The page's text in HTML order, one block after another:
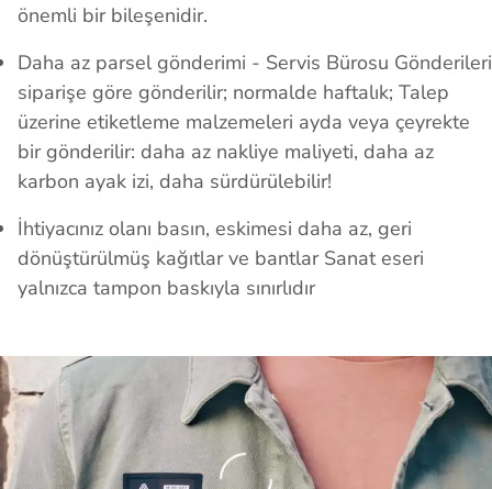
önemli bir bileşenidir.
Daha az parsel gönderimi - Servis Bürosu Gönderileri
siparişe göre gönderilir; normalde haftalık; Talep
üzerine etiketleme malzemeleri ayda veya çeyrekte
bir gönderilir: daha az nakliye maliyeti, daha az
karbon ayak izi, daha sürdürülebilir!
İhtiyacınız olanı basın, eskimesi daha az, geri
dönüştürülmüş kağıtlar ve bantlar Sanat eseri
yalnızca tampon baskıyla sınırlıdır
Loading